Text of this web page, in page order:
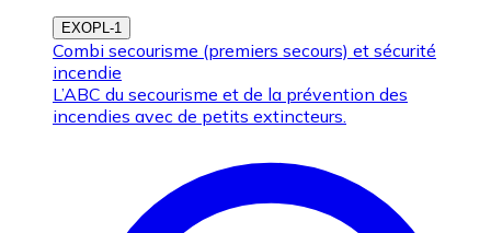
EXOPL-1
Combi secourisme (premiers secours) et sécurité
incendie
L’ABC du secourisme et de la prévention des
incendies avec de petits extincteurs.